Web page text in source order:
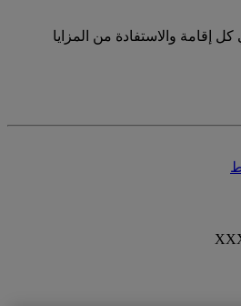
إقامة والاستفادة من المزايا